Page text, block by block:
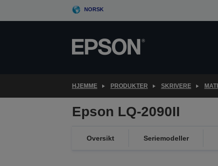
NORSK
HJEMME PRODUKTER SKRIVERE
Epson LQ-2090II
Oversikt Seriemodeller